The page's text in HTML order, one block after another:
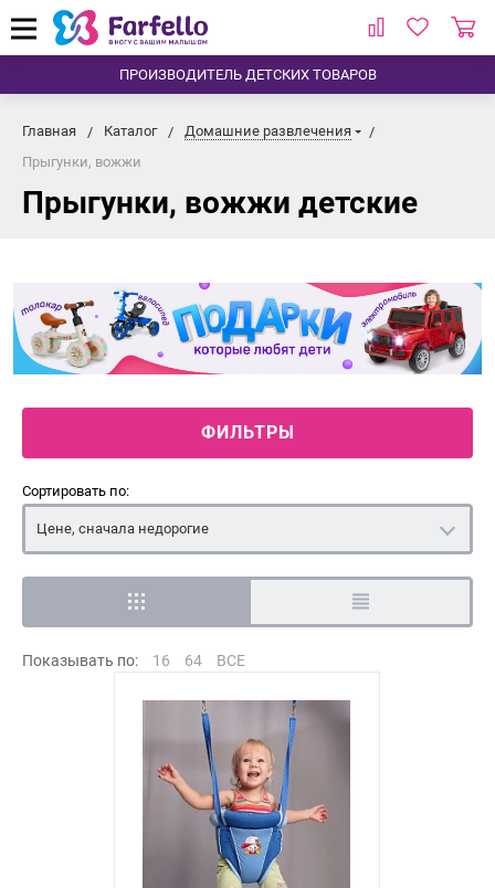
ПРОИЗВОДИТЕЛЬ ДЕТСКИХ ТОВАРОВ
Главная Каталог
Домашние развлечения
Прыгунки, вожжи
Прыгунки, вожжи детские
ФИЛЬТРЫ
Сортировать по:
Цене, сначала недорогие
Показывать по: 16 64 ВСЕ